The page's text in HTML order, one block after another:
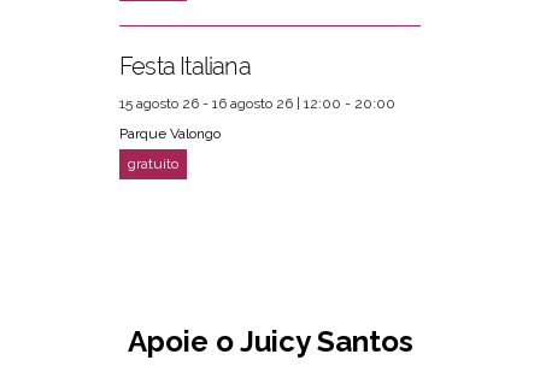
Festa Italiana
15 agosto 26 - 16 agosto 26 | 12:00 - 20:00
Parque Valongo
Apoie o Juicy Santos